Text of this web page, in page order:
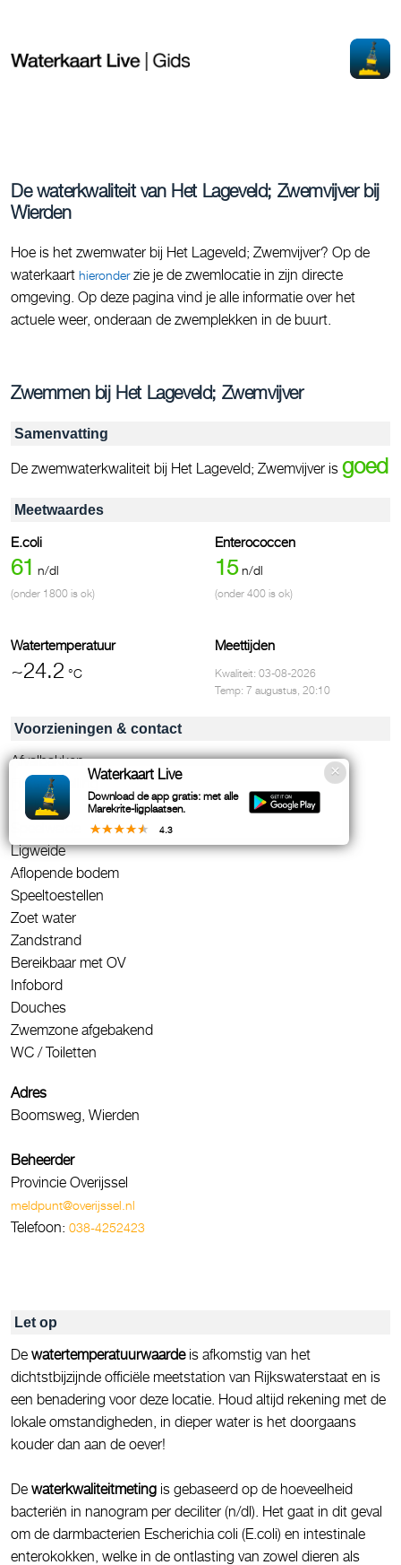
De waterkwaliteit van Het Lageveld; Zwemvijver bij
Wierden
Hoe is het zwemwater bij Het Lageveld; Zwemvijver? Op de
waterkaart hieronderzie je de zwemlocatie in zijn directe
omgeving. Op deze pagina vind je alle informatie over het
actuele weer, onderaan de zwemplekken in de buurt.
Zwemmen bij Het Lageveld; Zwemvijver
Samenvatting
De zwemwaterkwaliteit bij Het Lageveld; Zwemvijver is goed
Meetwaardes
E.coli
61 n/dl
(onder 1800 is ok)
Enterococcen
15 n/dl
(onder 400 is ok)
Watertemperatuur
~24.2 °C
Meettijden
Kwaliteit: 03-08-2026
Temp: 7 augustus, 20:10
Voorzieningen & contact
Afvalbakken
Fietsenstalling
Drijflijn
Ligweide
Aflopende bodem
Speeltoestellen
Zoet water
Zandstrand
Bereikbaar met OV
Infobord
Douches
Zwemzone afgebakend
WC / Toiletten
Adres
Boomsweg, Wierden
Beheerder
Provincie Overijssel
meldpunt@overijssel.nl
Telefoon: 038-4252423
Let op
De watertemperatuurwaardeis afkomstig van het
dichtstbijzijnde officiële meetstation van Rijkswaterstaat en is
een benadering voor deze locatie. Houd altijd rekening met de
lokale omstandigheden, in dieper water is het doorgaans
kouder dan aan de oever!
De waterkwaliteitmeting is gebaseerd op de hoeveelheid
bacteriën in nanogram per deciliter (n/dl). Het gaat in dit geval
om de darmbacterien Escherichia coli (E.coli) en intestinale
enterokokken, welke in de ontlasting van zowel dieren als
Waterkaart Live
Download de app gratis: met alle
Marekrite-ligplaatsen.
4.3